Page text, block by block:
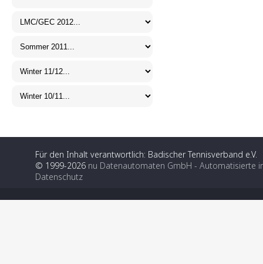
Für den Inhalt verantwortlich: Badischer Tennisverband e.V.
© 1999-2026 nu Datenautomaten GmbH - Automatisierte
Datenschutz